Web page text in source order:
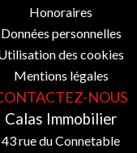
Honoraires
Données personnelles
des cookies
Mentions légales
NOUS
Calas Immobilier
43 rue du Connetable